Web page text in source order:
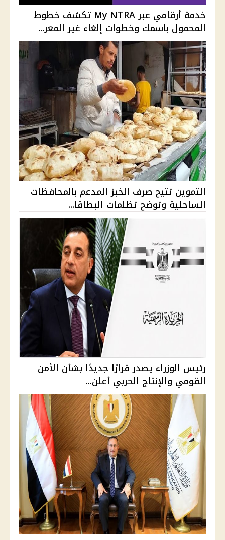
خدمة أرقامي عبر My NTRA تكشف خطوط
المحمول باسمك وخطوات إلغاء غير المعر...
التموين تتيح صرف الخبز المدعم بالمحافظات
الساحلية وتوضح تظلمات البطاقا...
رئيس الوزراء يصدر قرارًا جديدًا بشأن الأمن
القومي والإنتاج الحربي أعلن...